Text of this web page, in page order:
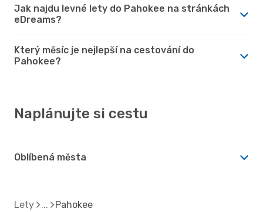
Jak najdu levné lety do Pahokee na stránkách
eDreams?
Který měsíc je nejlepší na cestování do
Pahokee?
Naplánujte si cestu
Oblíbená města
Lety Pahokee